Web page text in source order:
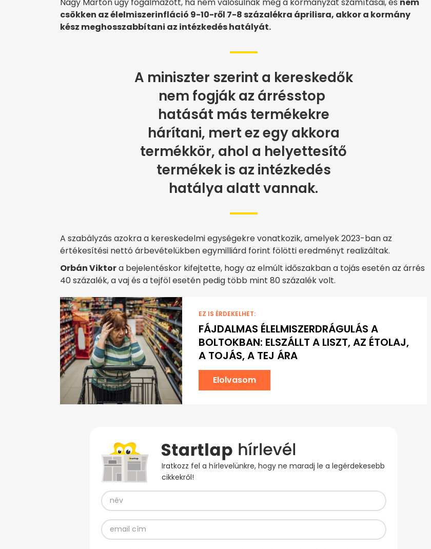
csökken az élelmiszerinfláció 9-10-ről 7-8 százalékra áprilisra, akkor a kormány
kész meghosszabbítani az intézkedés hatályát.
A miniszter szerint a kereskedők
nem fogják az árrésstop
hatását más termékekre
hárítani, mert ez egy akkora
termékkör, ahol a helyettesítő
termékek is az intézkedés
hatálya alatt vannak.
A szabályzás azokra a kereskedelmi egységekre vonatkozik, amelyek 2023-ban az
értékesítési nettó árbevételükben egymilliárd forint fölötti eredményt realizáltak.
Orbán Viktora bejelentéskor kifejtette, hogy az elmúlt időszakban a tojás esetén az árrés
40 százalék, a vaj és a tejföl esetén pedig több mint 80 százalék volt.
EZ IS ÉRDEKELHET:
FÁJDALMAS ÉLELMISZERDRÁGULÁS A
BOLTOKBAN: ELSZÁLLT A LISZT, AZ ÉTOLAJ,
A TOJÁS, A TEJ ÁRA
Elolvasom
Iratkozz fel a hírlevelünkre, hogy ne maradj le a legérdekesebb
cikkekről!